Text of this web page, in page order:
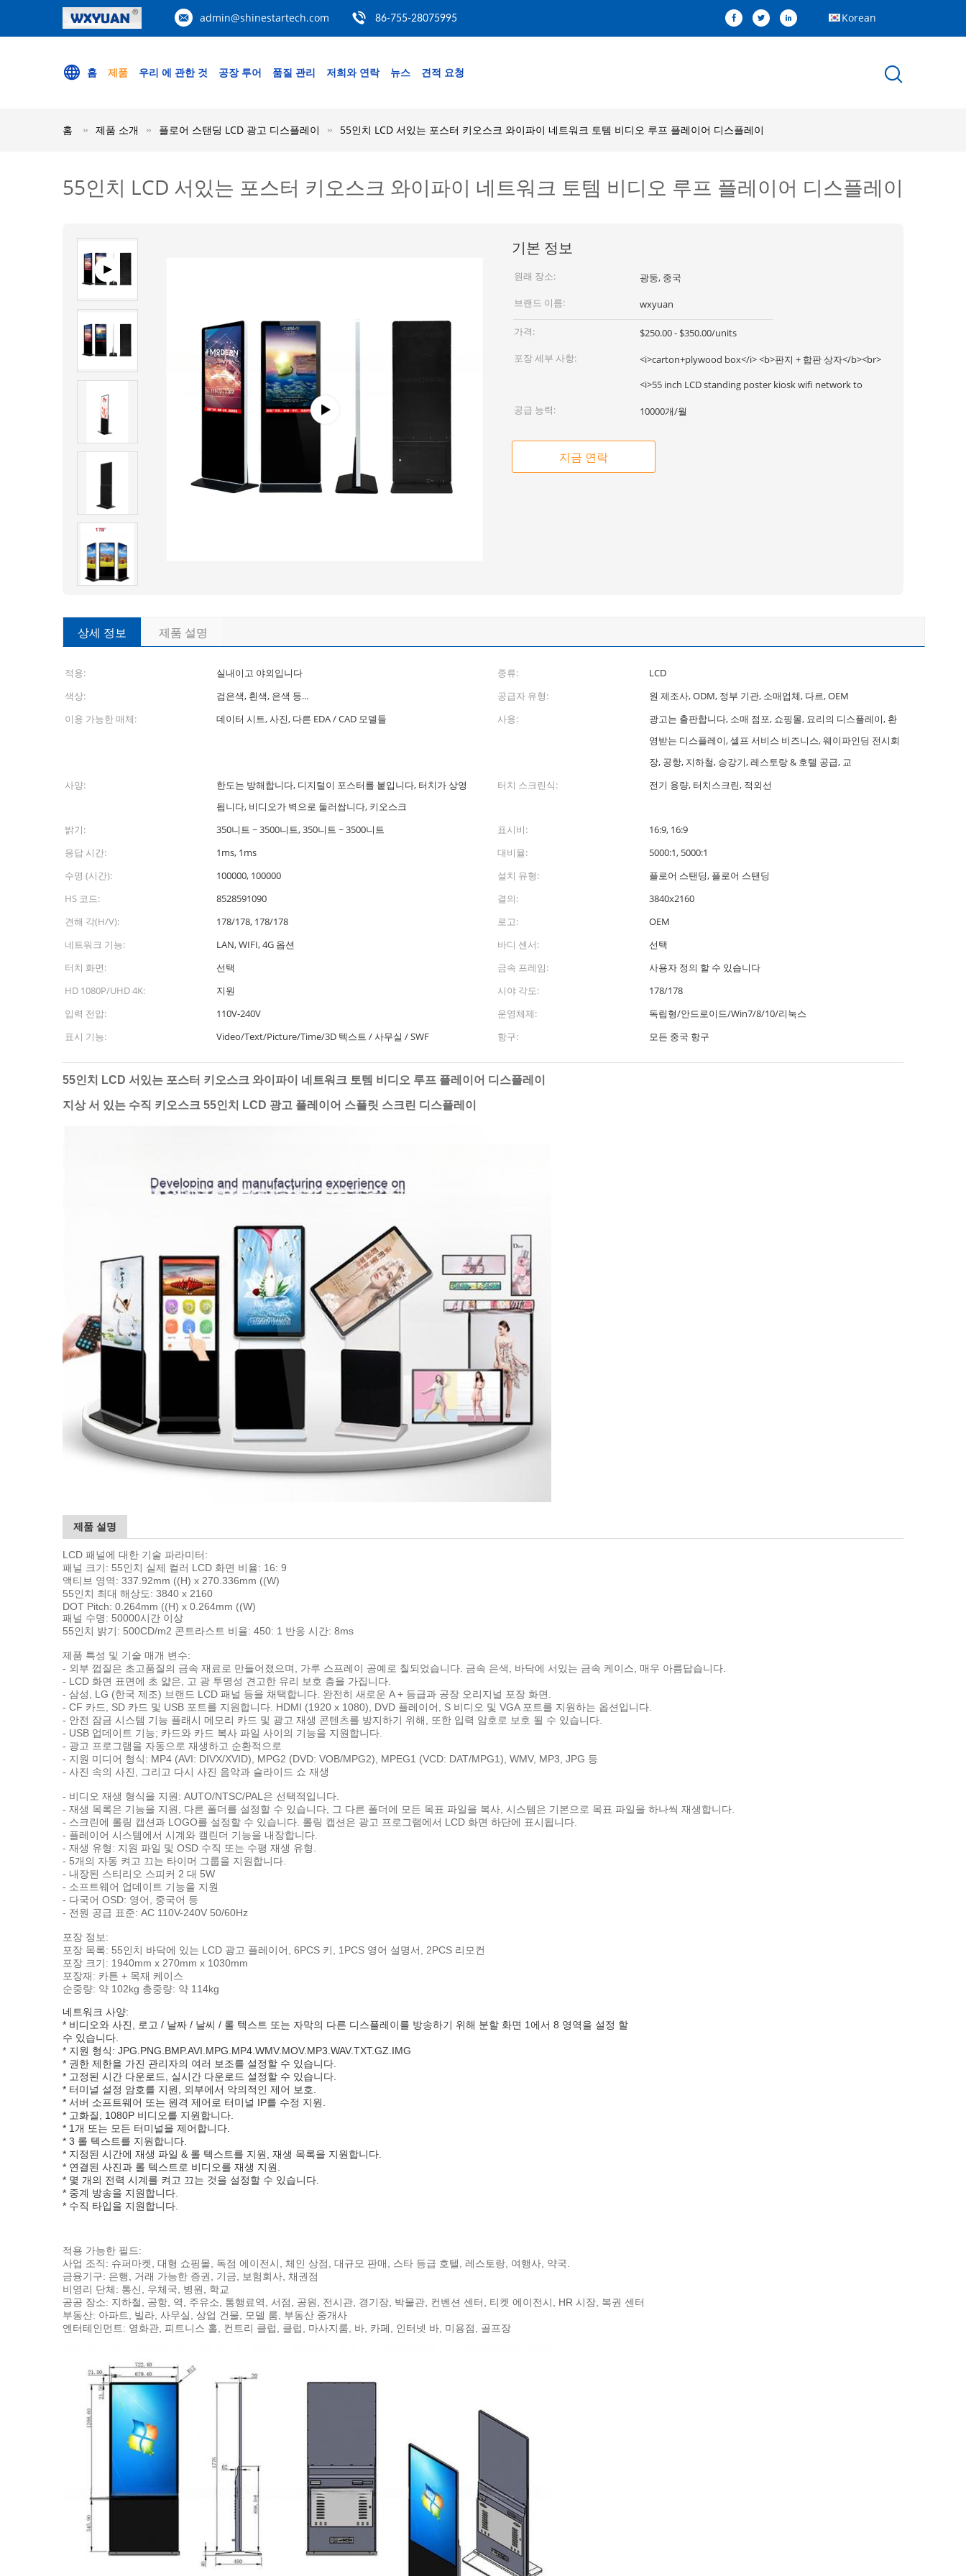
admin@shinestartech.com 86-755-28075995 Korean
홈 제품 우리 에 관한 것 공장 투어 품질 관리 저희와 연락 뉴스 견적 요청
홈 제품 소개 플로어 스탠딩 LCD 광고 디스플레이 55인치 LCD 서있는 포스터 키오스크 와이파이 네트워크 토템 비디오 루프 플레이어 디스플레이
55인치 LCD 서있는 포스터 키오스크 와이파이 네트워크 토템 비디오 루프 플레이어 디스플레이
기본 정보
원래 장소:
광둥, 중국
브랜드 이름:
wxyuan
가격:
$250.00 - $350.00/units
포장 세부 사항:
<i>carton+plywood box</i> <b>판지 + 합판 상자</b><br>
<i>55 inch LCD standing poster kiosk wifi network to
공급 능력:
10000개/월
지금 연락
상세 정보 제품 설명
적용: 실내이고 야외입니다 종류:
LCD
색상:
검은색, 흰색, 은색 등... 공급자 유형:
원 제조사, ODM, 정부 기관, 소매업체, 다르, OEM
이용 가능한 매체:
데이터 시트, 사진, 다른 EDA / CAD 모델들 사용:
광고는 출판합니다, 소매 점포, 쇼핑몰, 요리의 디스플레이, 환
영받는 디스플레이, 셀프 서비스 비즈니스, 웨이파인딩 전시회
장, 공항, 지하철, 승강기, 레스토랑 & 호텔 공급, 교
사양:
한도는 방해합니다, 디지털이 포스터를 붙입니다, 터치가 상영
됩니다, 비디오가 벽으로 둘러쌉니다, 키오스크
터치 스크린식: 전기 용량, 터치스크린, 적외선
밝기: 350니트 ~ 3500니트, 350니트 ~ 3500니트 표시비:
16:9, 16:9
응답 시간:
1ms, 1ms 대비율:
5000:1, 5000:1
수명 (시간):
100000, 100000 설치 유형:
플로어 스탠딩, 플로어 스탠딩
HS 코드:
8528591090 결의:
3840x2160
견해 각(H/V):
178/178, 178/178 로고:
OEM
네트워크 기능:
LAN, WIFI, 4G 옵션 바디 센서:
선택
터치 화면:
선택 금속 프레임:
사용자 정의 할 수 있습니다
HD 1080P/UHD 4K:
지원 시야 각도:
178/178
입력 전압:
110V-240V 운영체제:
독립형/안드로이드/Win7/8/10/리눅스
표시 기능:
Video/Text/Picture/Time/3D 텍스트 / 사무실 / SWF 항구: 모든 중국 항구
55인치 LCD 서있는 포스터 키오스크 와이파이 네트워크 토템 비디오 루프 플레이어 디스플레이
지상 서 있는 수직 키오스크 55인치 LCD 광고 플레이어 스플릿 스크린 디스플레이
제품 설명
LCD 패널에 대한 기술 파라미터:
패널 크기: 55인치 실제 컬러 LCD 화면 비율: 16: 9
액티브 영역: 337.92mm ((H) x 270.336mm ((W)
55인치 최대 해상도: 3840 x 2160
DOT Pitch: 0.264mm ((H) x 0.264mm ((W)
패널 수명: 50000시간 이상
55인치 밝기: 500CD/m2 콘트라스트 비율: 450: 1 반응 시간: 8ms
제품 특성 및 기술 매개 변수:
- 외부 껍질은 초고품질의 금속 재료로 만들어졌으며, 가루 스프레이 공예로 칠되었습니다. 금속 은색, 바닥에 서있는 금속 케이스, 매우 아름답습니다.
- LCD 화면 표면에 초 얇은, 고 광 투명성 견고한 유리 보호 층을 가집니다.
- 삼성, LG (한국 제조) 브랜드 LCD 패널 등을 채택합니다. 완전히 새로운 A + 등급과 공장 오리지널 포장 화면.
- CF 카드, SD 카드 및 USB 포트를 지원합니다. HDMI (1920 x 1080), DVD 플레이어, S 비디오 및 VGA 포트를 지원하는 옵션입니다.
- 안전 잠금 시스템 기능 플래시 메모리 카드 및 광고 재생 콘텐츠를 방지하기 위해, 또한 입력 암호로 보호 될 수 있습니다.
- USB 업데이트 기능; 카드와 카드 복사 파일 사이의 기능을 지원합니다.
- 광고 프로그램을 자동으로 재생하고 순환적으로
- 지원 미디어 형식: MP4 (AVI: DIVX/XVID), MPG2 (DVD: VOB/MPG2), MPEG1 (VCD: DAT/MPG1), WMV, MP3, JPG 등
- 사진 속의 사진, 그리고 다시 사진 음악과 슬라이드 쇼 재생
- 비디오 재생 형식을 지원: AUTO/NTSC/PAL은 선택적입니다.
- 재생 목록은 기능을 지원, 다른 폴더를 설정할 수 있습니다, 그 다른 폴더에 모든 목표 파일을 복사, 시스템은 기본으로 목표 파일을 하나씩 재생합니다.
- 스크린에 롤링 캡션과 LOGO를 설정할 수 있습니다. 롤링 캡션은 광고 프로그램에서 LCD 화면 하단에 표시됩니다.
- 플레이어 시스템에서 시계와 캘린더 기능을 내장합니다.
- 재생 유형: 지원 파일 및 OSD 수직 또는 수평 재생 유형.
- 5개의 자동 켜고 끄는 타이머 그룹을 지원합니다.
- 내장된 스티리오 스피커 2 대 5W
- 소프트웨어 업데이트 기능을 지원
- 다국어 OSD: 영어, 중국어 등
- 전원 공급 표준: AC 110V-240V 50/60Hz
포장 정보:
포장 목록: 55인치 바닥에 있는 LCD 광고 플레이어, 6PCS 키, 1PCS 영어 설명서, 2PCS 리모컨
포장 크기: 1940mm x 270mm x 1030mm
포장재: 카튼 + 목재 케이스
순중량: 약 102kg 총중량: 약 114kg
네트워크 사양:
* 비디오와 사진, 로고 / 날짜 / 날씨 / 롤 텍스트 또는 자막의 다른 디스플레이를 방송하기 위해 분할 화면 1에서 8 영역을 설정 할
수 있습니다.
* 지원 형식: JPG.PNG.BMP.AVI.MPG.MP4.WMV.MOV.MP3.WAV.TXT.GZ.IMG
* 권한 제한을 가진 관리자의 여러 보조를 설정할 수 있습니다.
* 고정된 시간 다운로드, 실시간 다운로드 설정할 수 있습니다.
* 터미널 설정 암호를 지원, 외부에서 악의적인 제어 보호.
* 서버 소프트웨어 또는 원격 제어로 터미널 IP를 수정 지원.
* 고화질, 1080P 비디오를 지원합니다.
* 1개 또는 모든 터미널을 제어합니다.
* 3 롤 텍스트를 지원합니다.
* 지정된 시간에 재생 파일 & 롤 텍스트를 지원, 재생 목록을 지원합니다.
* 연결된 사진과 롤 텍스트로 비디오를 재생 지원.
* 몇 개의 전력 시계를 켜고 끄는 것을 설정할 수 있습니다.
* 중계 방송을 지원합니다.
* 수직 타입을 지원합니다.
적용 가능한 필드:
사업 조직: 슈퍼마켓, 대형 쇼핑몰, 독점 에이전시, 체인 상점, 대규모 판매, 스타 등급 호텔, 레스토랑, 여행사, 약국.
금융기구: 은행, 거래 가능한 증권, 기금, 보험회사, 채권점
비영리 단체: 통신, 우체국, 병원, 학교
공공 장소: 지하철, 공항, 역, 주유소, 통행료역, 서점, 공원, 전시관, 경기장, 박물관, 컨벤션 센터, 티켓 에이전시, HR 시장, 복권 센터
부동산: 아파트, 빌라, 사무실, 상업 건물, 모델 룸, 부동산 중개사
엔터테인먼트: 영화관, 피트니스 홀, 컨트리 클럽, 클럽, 마사지룸, 바, 카페, 인터넷 바, 미용점, 골프장